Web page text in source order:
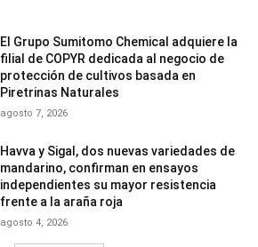
El Grupo Sumitomo Chemical adquiere la
filial de COPYR dedicada al negocio de
protección de cultivos basada en
Piretrinas Naturales
agosto 7, 2026
Havva y Sigal, dos nuevas variedades de
mandarino, confirman en ensayos
independientes su mayor resistencia
frente a la araña roja
agosto 4, 2026